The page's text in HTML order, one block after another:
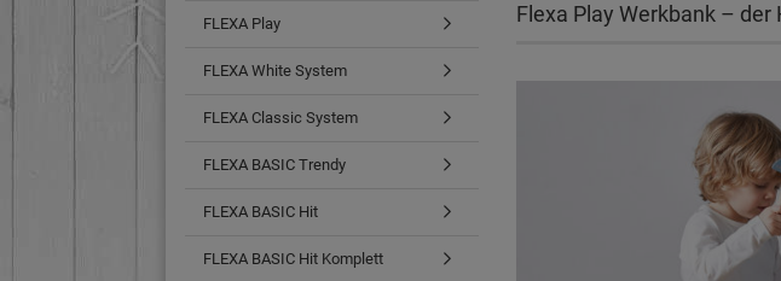
Flexa Play Werkbank –
FLEXA Play
FLEXA White System
FLEXA Classic System
FLEXA BASIC Trendy
FLEXA BASIC Hit
FLEXA BASIC Hit Komplett